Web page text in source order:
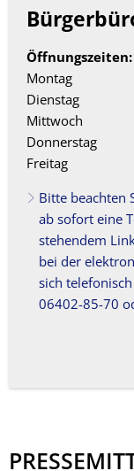
Öffnungszeiten:
Montag
Dienstag
Mittwoch
Donnerstag
Freitag
Bitte beachten
ab sofort eine
stehendem
bei der
sich
06402-85-70